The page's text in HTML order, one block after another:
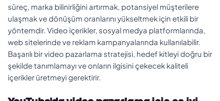
süreç, marka bilinirliğini artırmak, potansiyel müşterilere
ulaşmak ve dönüşüm oranlarını yükseltmek için etkili bir
yöntemdir. Video içerikler, sosyal medya platformlarında,
web sitelerinde ve reklam kampanyalarında kullanılabilir.
Başarılı bir video pazarlama stratejisi, hedef kitleyi doğru bir
şekilde tanımlamayı ve onların ilgisini çekecek kaliteli
içerikler üretmeyi gerektirir.